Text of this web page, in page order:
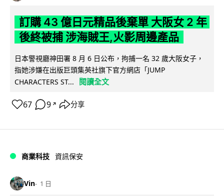
訂購 43 億日元精品後棄單 大阪女 2 年
後終被捕 涉海賊王,火影周邊產品
日本警視廳神田署 8 月 6 日公布，拘捕一名 32 歲大阪女子，
指她涉嫌在出版巨頭集英社旗下官方網店「JUMP
CHARACTERS ST...
閱讀全文
67 9 ↗ 分享
商業科技 資訊保安
Vin 1 日